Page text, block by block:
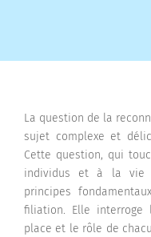
La question de la
sujet complexe et
Cette question, qui
individus et à la vie
principes
filiation. Elle
place et le rôle de